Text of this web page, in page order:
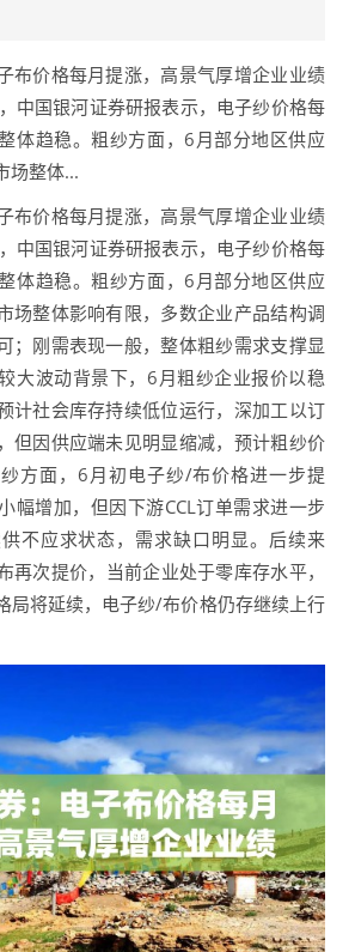
价格每月提涨，高景气厚增企业业绩
中国银河证券研报表示，电子纱价格每
体趋稳。粗纱方面，6月部分地区供应
场整体...
价格每月提涨，高景气厚增企业业绩
中国银河证券研报表示，电子纱价格每
体趋稳。粗纱方面，6月部分地区供应
场整体影响有限，多数企业产品结构调
；刚需表现一般，整体粗纱需求支撑显
大波动背景下，6月粗纱企业报价以稳
计社会库存持续低位运行，深加工以订
但因供应端未见明显缩减，预计粗纱价
方面，6月初电子纱/布价格进一步提
幅增加，但因下游CCL订单需求进一步
不应求状态，需求缺口明显。后续来
再次提价，当前企业处于零库存水平，
局将延续，电子纱/布价格仍存继续上行